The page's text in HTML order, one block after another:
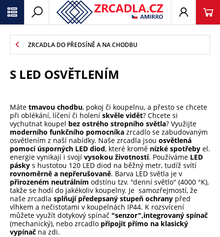
ZRCADLA DO PŘEDSÍNĚ A NA CHODBU
S LED OSVĚTLENÍM
Máte tmavou chodbu, pokoj či koupelnu, a přesto se chcete
při oblékání, líčení či holení skvěle vidět? Chcete si
vychutnat koupel bez ostrého stropního světla? Využijte
moderního funkčního pomocníka zrcadlo se zabudovaným
osvětlením z naší nabídky. Naše zrcadla jsou osvětlená
pomocí úsporných LED diod, které kromě nízké spotřeby el.
energie vynikají i svojí vysokou životností. Používáme LED
pásky s hustotou 120 LED diod na běžný metr, tudíž svítí
rovnoměrně a nepřerušovaně. Barva LED světla je v
přirozeném neutrálním odstínu tzv. "denní světlo" (4000 °K),
takže se hodí do jakékoliv koupelny. Je samozřejmostí, že
naše zrcadla splňují předepsaný stupeň ochrany před
vlhkem a nečistotami v koupelnách IP44. K rozsvícení
můžete využít dotykový spínač "senzor",integrovaný spínač
(mechanický), nebo zrcadlo připojit přímo na klasický
vypínač na zdi.